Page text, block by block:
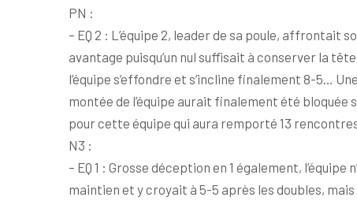
PN :
– EQ 2 : L’équipe 2, leader de sa poule, affrontait
avantage puisqu’un nul suffisait à conserver la
l’équipe s’effondre et s’incline finalement 8-5…
montée de l’équipe aurait finalement été bloquée
pour cette équipe qui aura remporté 13
N3 :
– EQ 1 : Grosse déception en 1 également,
maintien et y croyait à 5-5 après les doubles,